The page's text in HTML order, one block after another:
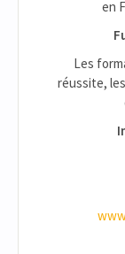
en
Les
réussite,